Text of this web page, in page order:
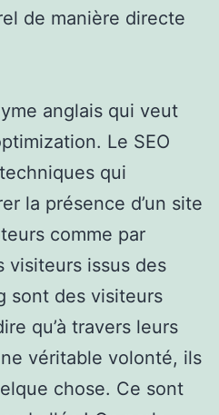
de manière directe
anglais qui veut
Le SEO
qui
la présence d’un site
comme par
visiteurs issus des
sont des visiteurs
qu’à travers leurs
véritable volonté, ils
chose. Ce sont